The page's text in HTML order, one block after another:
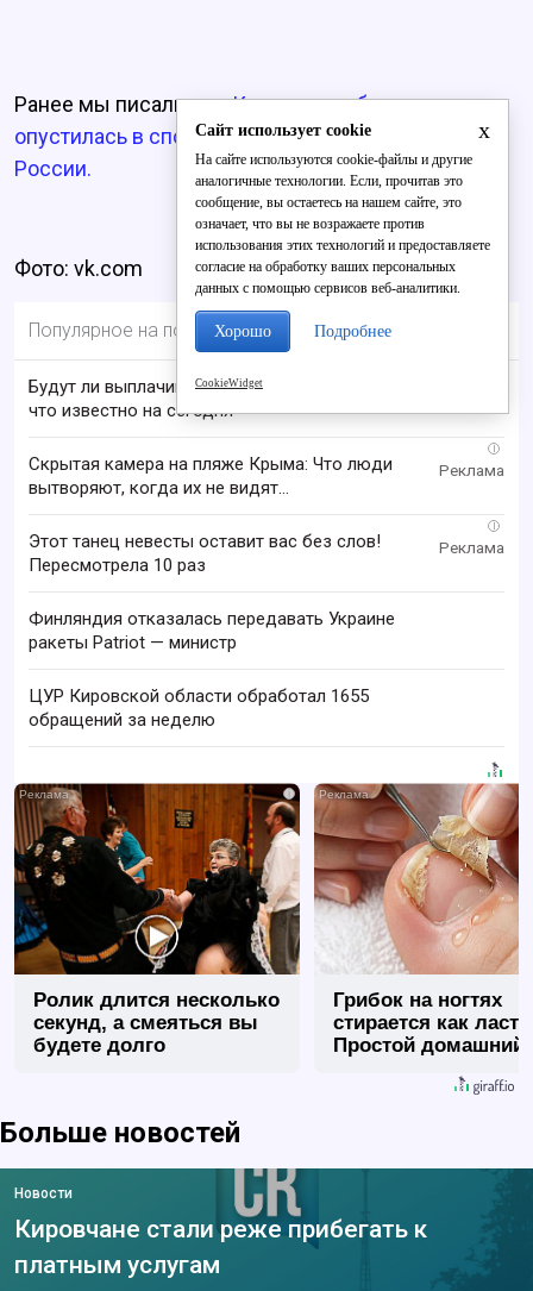
Ранее мы писали, чтоКировская область
опустилась в спортивном рейтинге регионов
России.
Фото: vk.com
Популярное на портале
Будут ли выплачивать 13-ю пенсию в 2026 году:
что известно на сегодня
i
Скрытая камера на пляже Крыма: Что люди
вытворяют, когда их не видят...
i
Этот танец невесты оставит вас без слов!
Пересмотрела 10 раз
Финляндия отказалась передавать Украине
ракеты Patriot — министр
ЦУР Кировской области обработал 1655
обращений за неделю
i
Ролик длится несколько
секунд, а смеяться вы
будете долго
Грибок на ногтях
стирается как
Простой домашний
Больше новостей
Новости
Кировчане стали реже прибегать к
платным услугам
x
Сайт использует cookie
На сайте используются cookie-файлы и другие
аналогичные технологии. Если, прочитав это
сообщение, вы остаетесь на нашем сайте, это
означает, что вы не возражаете против
использования этих технологий и предоставляете
согласие на обработку ваших персональных
данных с помощью сервисов веб-аналитики.
Хорошо Подробнее
CookieWidget